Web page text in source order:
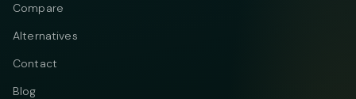
Compare
Alternatives
Contact
Blog